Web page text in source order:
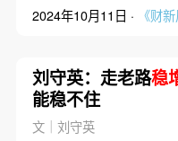
2024年10月11日 · 《财
刘守英：走老路稳
能稳不住
文｜刘守英